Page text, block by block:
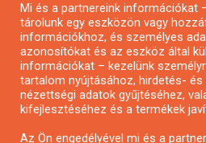
Pályázatírás civil
Pályázatírás önkormányzatoknak
Pályázatfigyelés
Specifikus pályázatfigyelés
Mi és a partnereink információkat
tárolunk egy eszközön vagy
információkhoz, és személyes
azonosítókat és az eszköz által
információkat – kezelünk
tartalom nyújtásához, hirdetés-
nézettségi adatok gyűjtéséhez,
kifejlesztéséhez és a termékek
Az Ön engedélyével mi és a